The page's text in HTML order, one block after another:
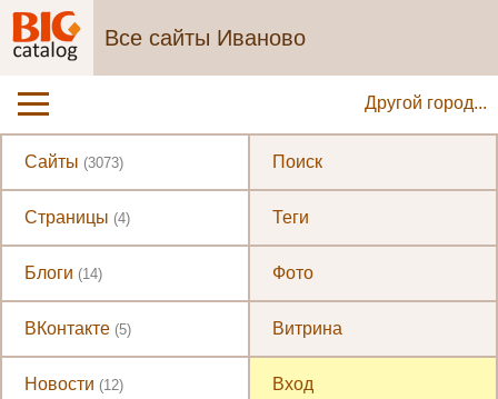
Все сайты Иваново
Другой город...
Сайты (3073)
Страницы (4)
Блоги (14)
ВКонтакте (5)
Новости (12)
Поиск
Теги
Фото
Витрина
Вход